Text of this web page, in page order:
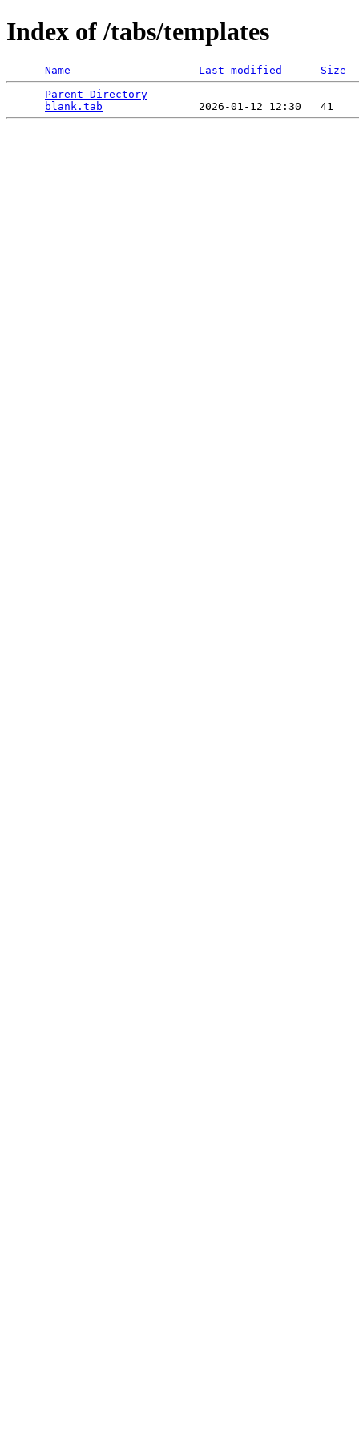
Index of /tabs/templates
Name Last modified
Size
Parent Directory
                             -
blank.tab